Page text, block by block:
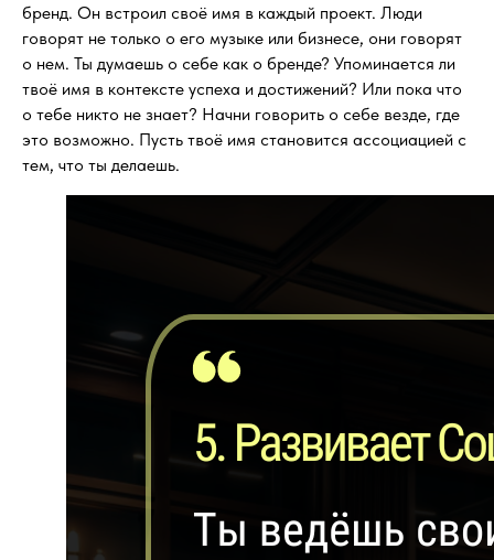
бренд. Он встроил своё имя в каждый проект. Люди
говорят не только о его музыке или бизнесе, они говорят
о нем. Ты думаешь о себе как о бренде? Упоминается ли
твоё имя в контексте успеха и достижений? Или пока что
о тебе никто не знает? Начни говорить о себе везде, где
это возможно. Пусть твоё имя становится ассоциацией с
тем, что ты делаешь.